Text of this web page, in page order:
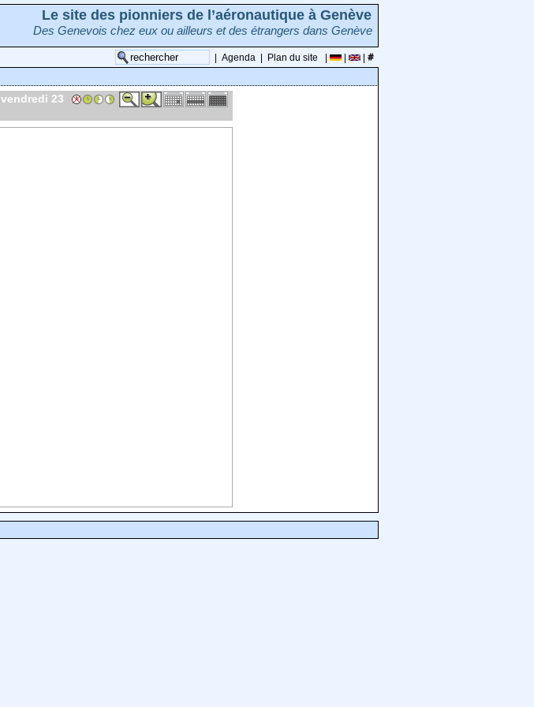
Le site des pionniers de l’aéronautique à Genève
Des Genevois chez eux ou ailleurs et des étrangers dans Genève
Agenda Plan du site
vendredi 23